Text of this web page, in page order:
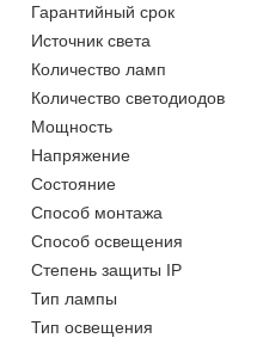
Гарантийный срок
Источник света
Количество ламп
Количество светодиодов
Мощность
Напряжение
Состояние
Способ монтажа
Способ освещения
Степень защиты IP
Тип лампы
Тип освещения